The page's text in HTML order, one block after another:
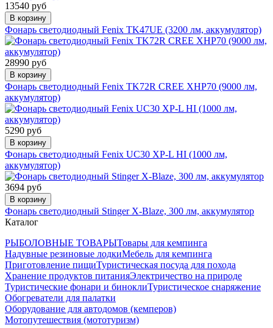
13540 руб
В корзину
Фонарь светодиодный Fenix TK47UE (3200 лм, аккумулятор)
28990 руб
В корзину
Фонарь светодиодный Fenix TK72R CREE XHP70 (9000 лм,
аккумулятор)
5290 руб
В корзину
Фонарь светодиодный Fenix UC30 XP-L HI (1000 лм,
аккумулятор)
3694 руб
В корзину
Фонарь светодиодный Stinger X-Blaze, 300 лм, аккумулятор
Каталог
РЫБОЛОВНЫЕ ТОВАРЫТовары для кемпинга
Надувные резиновые лодкиМебель для кемпинга
Приготовление пищиТуристическая посуда для похода
Хранение продуктов питанияЭлектричество на природе
Туристические фонари и биноклиТуристическое снаряжение
Обогреватели для палатки
Оборудование для автодомов (кемперов)
Мотопутешествия (мототуризм)